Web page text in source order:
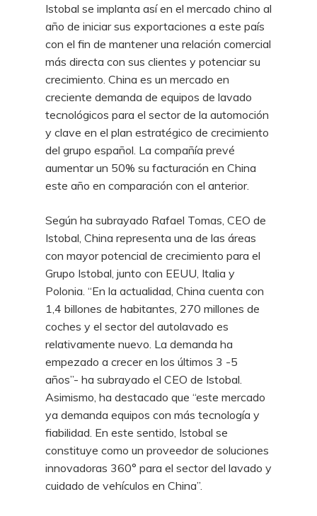
Istobal se implanta así en el mercado chino al
año de iniciar sus exportaciones a este país
con el fin de mantener una relación comercial
más directa con sus clientes y potenciar su
crecimiento. China es un mercado en
creciente demanda de equipos de lavado
tecnológicos para el sector de la automoción
y clave en el plan estratégico de crecimiento
del grupo español. La compañía prevé
aumentar un 50% su facturación en China
este año en comparación con el anterior.
Según ha subrayado Rafael Tomas, CEO de
Istobal, China representa una de las áreas
con mayor potencial de crecimiento para el
Grupo Istobal, junto con EEUU, Italia y
Polonia. “En la actualidad, China cuenta con
1,4 billones de habitantes, 270 millones de
coches y el sector del autolavado es
relativamente nuevo. La demanda ha
empezado a crecer en los últimos 3 -5
años”- ha subrayado el CEO de Istobal.
Asimismo, ha destacado que “este mercado
ya demanda equipos con más tecnología y
fiabilidad. En este sentido, Istobal se
constituye como un proveedor de soluciones
innovadoras 360° para el sector del lavado y
cuidado de vehículos en China”.